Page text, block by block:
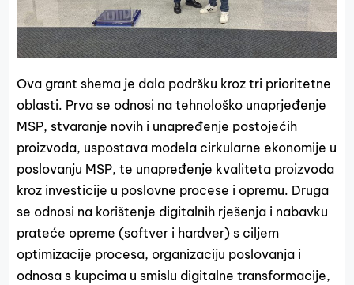
Ova grant shema je dala podršku kroz tri prioritetne
oblasti. Prva se odnosi na tehnološko unaprjeđenje
MSP, stvaranje novih i unapređenje postojećih
proizvoda, uspostava modela cirkularne ekonomije u
poslovanju MSP, te unapređenje kvaliteta proizvoda
kroz investicije u poslovne procese i opremu. Druga
se odnosi na korištenje digitalnih rješenja i nabavku
prateće opreme (softver i hardver) s ciljem
optimizacije procesa, organizaciju poslovanja i
odnosa s kupcima u smislu digitalne transformacije,